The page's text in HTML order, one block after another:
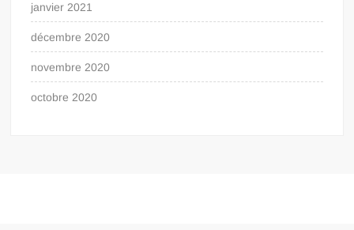
janvier 2021
décembre 2020
novembre 2020
octobre 2020